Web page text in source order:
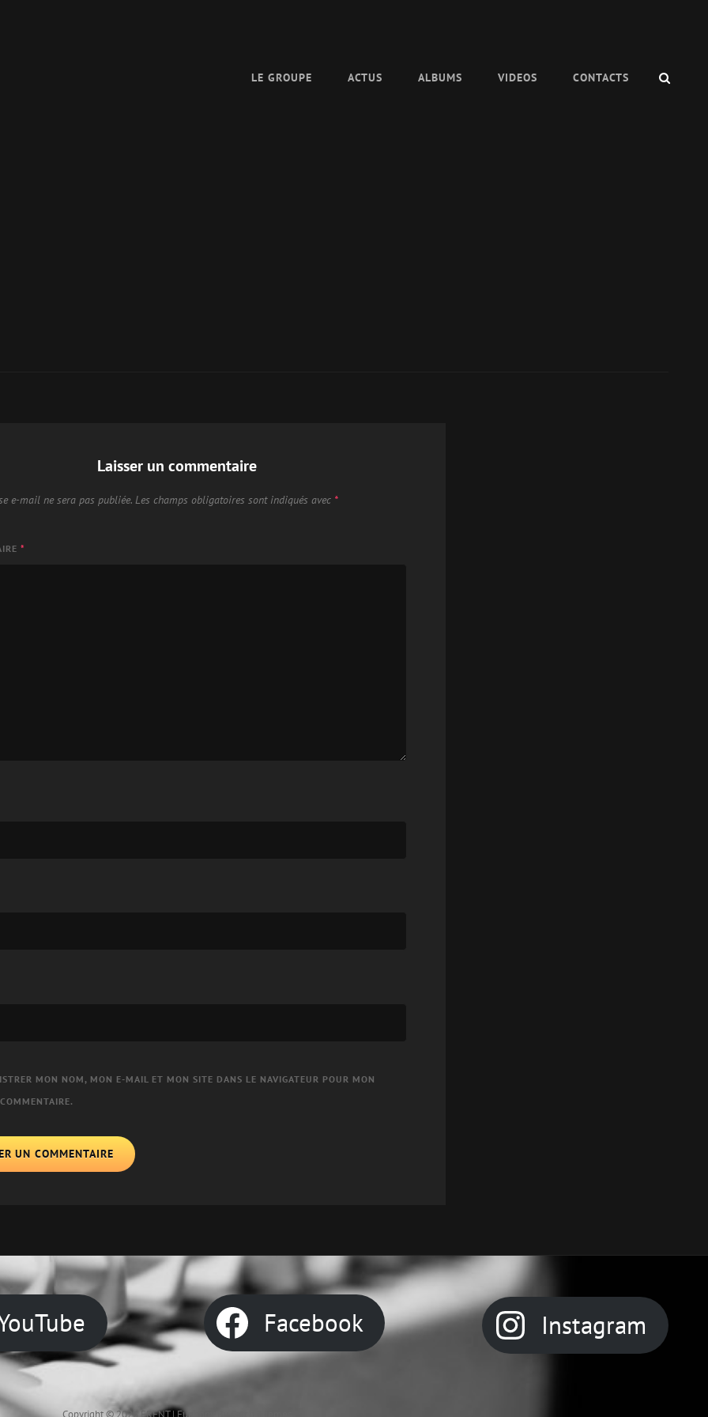
LE GROUPE ACTUS ALBUMS VIDEOS CONTACTS
Laisser un commentaire
e-mail ne sera pas publiée. Les champs obligatoires sont indiqués avec *
*
MON NOM, MON E-MAIL ET MON SITE DANS LE NAVIGATEUR POUR MON
Facebook Instagram
Copyright © 2026 FRENT | Euphony By